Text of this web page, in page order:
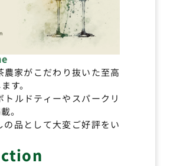
家がこだわり抜いた至高
す。
ルドティーやスパークリ
。
の品として大変ご好評をい